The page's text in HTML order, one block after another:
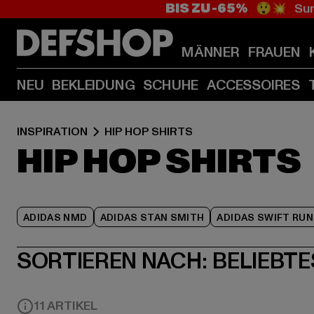
BIS ZU -65% 😲💥
MÄNNER FRAUEN
NEU BEKLEIDUNG SCHUHE ACCESSOIRES
INSPIRATION HIP HOP SHIRTS
HIP HOP SHIRTS
ADIDAS NMD ADIDAS STAN SMITH ADIDAS SWIFT RUN
SORTIEREN NACH:
11 ARTIKEL